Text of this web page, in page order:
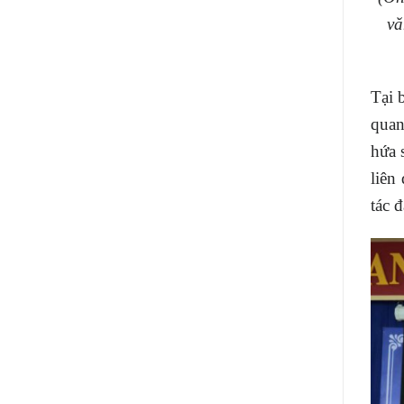
Tại
hứa
liên
tác